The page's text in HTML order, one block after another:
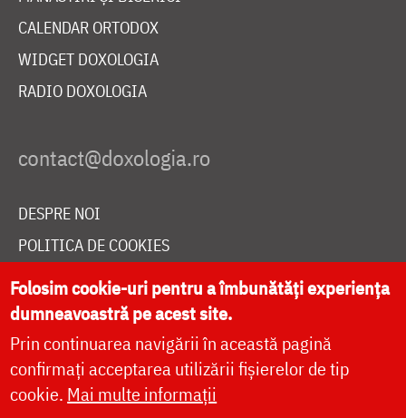
CALENDAR ORTODOX
WIDGET DOXOLOGIA
RADIO DOXOLOGIA
DESPRE NOI
POLITICA DE COOKIES
DONEAZĂ ONLINE PENTRU CATEDRALA NAȚIONALĂ
LIVE
Folosim cookie-uri pentru a îmbunătăți experiența
dumneavoastră pe acest site.
Prin continuarea navigării în această pagină
confirmați acceptarea utilizării fișierelor de tip
cookie. Mai multe informații